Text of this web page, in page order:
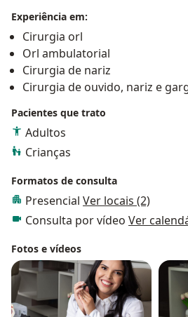
Experiência em:
Cirurgia orl
Orl ambulatorial
Cirurgia de nariz
Cirurgia de ouvido, nariz e
Pacientes que trato
Adultos
Crianças
Formatos de consulta
Presencial Ver locais (2)
Consulta por vídeo Ver
Fotos e vídeos